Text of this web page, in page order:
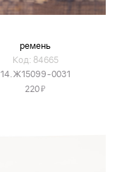
ремень
Код: 84665
14.Ж15099-0031
220Я